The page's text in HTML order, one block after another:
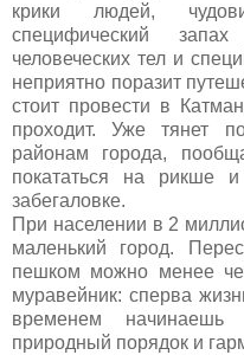
крики людей,
специфический
человеческих тел и
неприятно поразит
стоит провести в
проходит. Уже тянет
районам города,
покататься на рикше
забегаловке.
При населении в 2
маленький город.
пешком можно менее
муравейник: сперва
временем
природный порядок и